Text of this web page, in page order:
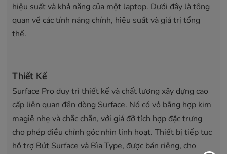
hiệu suất và khả năng của một laptop. Dưới đây là tổng
quan về các tính năng chính, hiệu suất và giá trị tổng
thể.
Thiết Kế
Surface Pro duy trì thiết kế và chất lượng xây dựng cao
cấp liên quan đến dòng Surface. Nó có vỏ bằng hợp kim
magiê nhẹ và chắc chắn, với giá đỡ tích hợp đặc trưng
cho phép điều chỉnh góc nhìn linh hoạt. Thiết bị tiếp tục
hỗ trợ Bút Surface và Bìa Type, được bán riêng, cho